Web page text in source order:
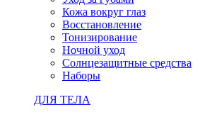
Кожа вокруг глаз
Восстановление
Тонизирование
Ночной уход
Солнцезащитные средства
Наборы
ДЛЯ ТЕЛА